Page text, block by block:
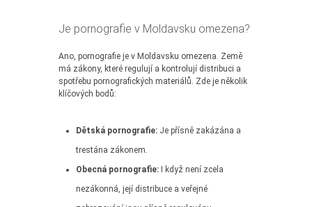
Je pornografie v Moldavsku omezena?
Ano, pornografie je v Moldavsku omezena. Země
má zákony, které regulují a kontrolují distribuci a
spotřebu pornografických materiálů. Zde je několik
klíčových bodů:
Dětská pornografie: Je přísně zakázána a
trestána zákonem.
Obecná pornografie: I když není zcela
nezákonná, její distribuce a veřejné